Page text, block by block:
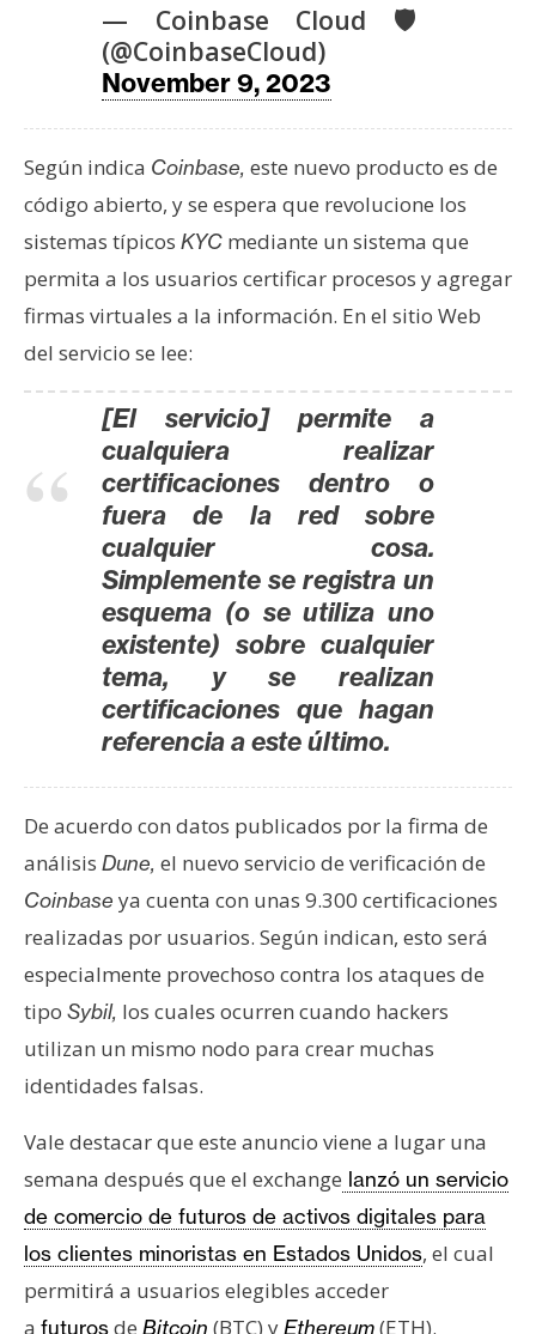
s
C
o
n
t
a
t
P
— Coinbase Cloud 🛡️
(@CoinbaseCloud)
November 9, 2023
Según indica Coinbase, este nuevo producto es de
código abierto, y se espera que revolucione los
sistemas típicos KYC mediante un sistema que
permita a los usuarios certificar procesos y agregar
firmas virtuales a la información. En el sitio Web
del servicio se lee:
[El servicio] permite a
cualquiera realizar
certificaciones dentro o
fuera de la red sobre
cualquier cosa.
Simplemente se registra un
esquema (o se utiliza uno
existente) sobre cualquier
tema, y se realizan
certificaciones que hagan
referencia a este último.
De acuerdo con datos publicados por la firma de
análisis Dune, el nuevo servicio de verificación de
Coinbase ya cuenta con unas 9.300 certificaciones
realizadas por usuarios. Según indican, esto será
especialmente provechoso contra los ataques de
tipo Sybil, los cuales ocurren cuando hackers
utilizan un mismo nodo para crear muchas
identidades falsas.
Vale destacar que este anuncio viene a lugar una
semana después que el exchange lanzó un servicio
de comercio de futuros de activos digitales para
los clientes minoristas en Estados Unidos, el cual
permitirá a usuarios elegibles acceder
a futurosde Bitcoin (BTC) yEthereum(ETH).